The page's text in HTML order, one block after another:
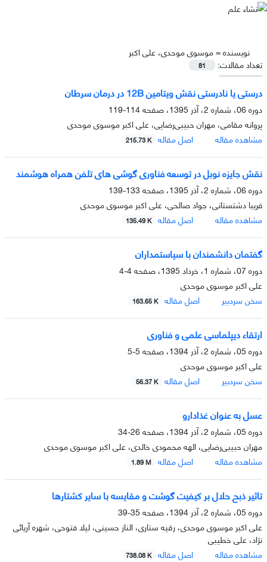
نویسنده =موسوی موحدی، علی اکبر
تعداد مقالات:
81
درستی یا نادرستی نقش ویتامین 12B در درمان سرطان
دوره 06، شماره 2، آذر 1395، صفحه
114-119
پروانه مقامی، مهران حبیبی‌رضایی، علی اکبر موسوی موحدی
مشاهده مقاله
اصل مقاله 215.73 K
نقش جایزه نوبل در توسعه فناوری گوشی های تلفن همراه هوشمند
دوره 06، شماره 2، آذر 1395، صفحه
133-139
فریبا دشتستانی، جواد صالحی، علی اکبر موسوی موحدی
مشاهده مقاله
اصل مقاله 135.49 K
گفتمان دانشمندان با سیاستمداران
دوره 07، شماره 1، خرداد 1395، صفحه
4-4
علی اکبر موسوی موحدی
سخن سردبیر
اصل مقاله 163.65 K
ارتقاء دیپلماسی علمی و فناوری
دوره 05، شماره 2، آذر 1394، صفحه
5-5
علی اکبر موسوی موحدی
سخن سردبیر
اصل مقاله 56.37 K
عسل به عنوان غذادارو
دوره 05، شماره 2، آذر 1394، صفحه
26-34
مهران حبیبی‌رضایی، الهه محمودی خالدی، علی اکبر موسوی موحدی
مشاهده مقاله
اصل مقاله 1.89 M
تاثیر ذبح حلال بر کیفیت گوشت و مقایسه با سایر کشتارها
دوره 05، شماره 2، آذر 1394، صفحه
35-39
علی اکبر موسوی موحدی، رقیه ستاری، الناز حسینی، لیلا فتوحی، شهره آریائی
نژاد، علی خطیبی
مشاهده مقاله
اصل مقاله 738.08 K